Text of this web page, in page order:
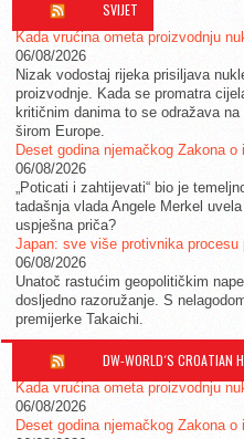
SVIJET
Kada vrućina ometa proizvodnju
06/08/2026
Nizak vodostaj rijeka prisiljava
proizvodnje. Kada se promatra
kritičnim danima to se odražava
širom Europe.
Deset godina njemačkog Zakona
06/08/2026
„Poticati i zahtijevati“ bio je
tadašnja vlada Angele Merkel
uspješna priča?
Japan: sve više protivnika procesu
06/08/2026
Unatoč rastućim geopolitičkim
dosljedno razoružanje. S
premijerke Takaichi.
DW-WORLD´S CROATIAN
Kada vrućina ometa proizvodnju
06/08/2026
Deset godina njemačkog Zakona